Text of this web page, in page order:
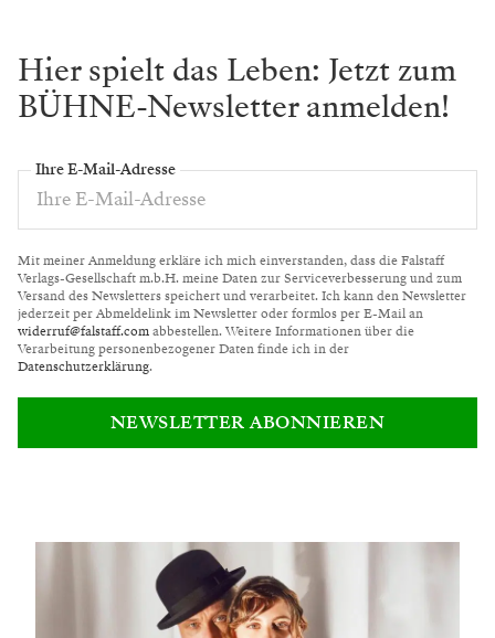
Hier spielt das Leben: Jetzt zum
BÜHNE-Newsletter anmelden!
Ihre E-Mail-Adresse
Mit meiner Anmeldung erkläre ich mich einverstanden, dass die Falstaff
Verlags-Gesellschaft m.b.H. meine Daten zur Serviceverbesserung und zum
Versand des Newsletters speichert und verarbeitet. Ich kann den Newsletter
jederzeit per Abmeldelink im Newsletter oder formlos per E-Mail an
widerruf@falstaff.comabbestellen. Weitere Informationen über die
Verarbeitung personenbezogener Daten finde ich in der
Datenschutzerklärung.
NEWSLETTER ABONNIEREN